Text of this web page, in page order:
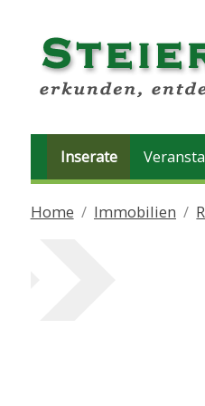
Inserate
Home Immobilien